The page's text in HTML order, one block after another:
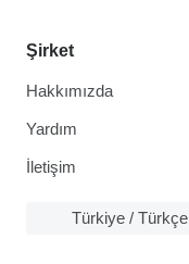
Şirket
Hakkımızda
Yardım
İletişim
Türkiye / Türkçe